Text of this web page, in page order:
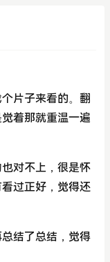
片子来看的。翻
觉着那就重温一遍
对不上，很是怀
过正好，觉得还
结了总结，觉得